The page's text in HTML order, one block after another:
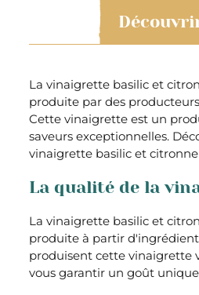
La vinaigrette basilic et
produite par des
Cette vinaigrette est un
saveurs exceptionnelles.
vinaigrette basilic et
La qualité de la
La vinaigrette basilic et
produite à partir
produisent cette vinaigrette
vous garantir un goût